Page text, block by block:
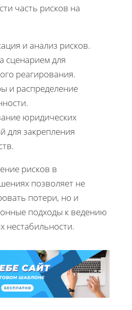
часть рисков на
и анализ рисков.
сценарием для
реагирования.
и распределение
юридических
для закрепления
рисков в
позволяет не
потери, но и
подходы к ведению
нестабильности.